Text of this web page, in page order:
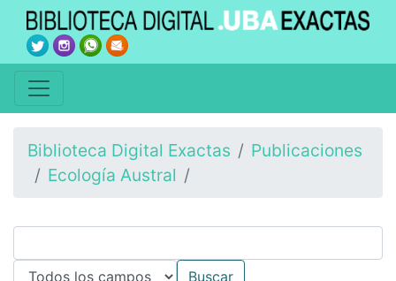
Biblioteca Digital Exactas
Publicaciones
Ecología Austral